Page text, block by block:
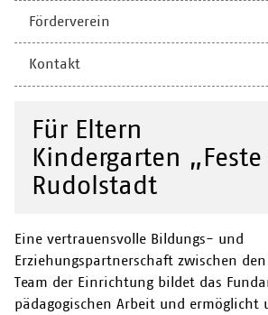
Förderverein
Kontakt
Für Eltern
Kindergarten „Feste
Rudolstadt
Eine vertrauensvolle Bildungs- und
Erziehungspartnerschaft zwischen
Team der Einrichtung bildet das
pädagogischen Arbeit und ermöglicht